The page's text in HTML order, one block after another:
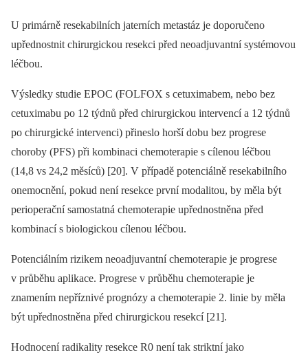
U primárně resekabilních jaterních metastáz je doporučeno
upřednostnit chirurgickou resekci před neoadjuvantní systémovou
léčbou.
Výsledky studie EPOC (FOLFOX s cetuximabem, nebo bez
cetuximabu po 12 týdnů před chirurgickou intervencí a 12 týdnů
po chirurgické intervenci) přineslo horší dobu bez progrese
choroby (PFS) při kombinaci chemoterapie s cílenou léčbou
(14,8 vs 24,2 měsíců) [20]. V případě potenciálně resekabilního
onemocnění, pokud není resekce první modalitou, by měla být
perioperační samostatná chemoterapie upřednostněna před
kombinací s biologickou cílenou léčbou.
Potenciálním rizikem neoadjuvantní chemoterapie je progrese
v průběhu aplikace. Progrese v průběhu chemoterapie je
znamením nepříznivé prognózy a chemoterapie 2. linie by měla
být upřednostněna před chirurgickou resekcí [21].
Hodnocení radikality resekce R0 není tak striktní jako